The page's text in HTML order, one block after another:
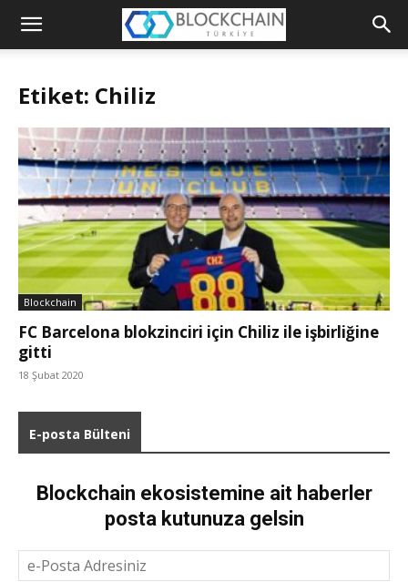
Blockchain
Etiket: Chiliz
Blockchain
FC Barcelona blokzinciri için Chiliz ile işbirliğine
gitti
18 Şubat 2020
E-posta Bülteni
Blockchain ekosistemine ait haberler
posta kutunuza gelsin